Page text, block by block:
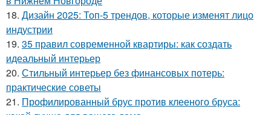
18. Дизайн 2025: Топ-5 трендов, которые изменят лицо
индустрии
19. 35 правил современной квартиры: как создать
идеальный интерьер
20. Стильный интерьер без финансовых потерь:
практические советы
21. Профилированный брус против клееного бруса: